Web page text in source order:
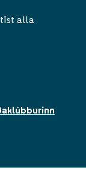
alla